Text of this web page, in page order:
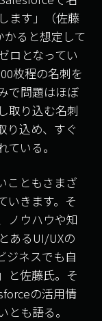
ます」（佐藤
かると想定して
ロとなってい
枚程の名刺を
で問題はほぼ
取り込む名刺
り込め、すぐ
いる。
こともさまざ
いきます。そ
ノウハウや知
ある UI/UXの
ジネスでも自
と佐藤氏。そ
の活用情
も語る。